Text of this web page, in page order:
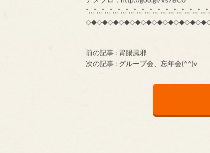
前の記事 : 胃腸風邪
次の記事 : グループ会、忘年会(^^)v